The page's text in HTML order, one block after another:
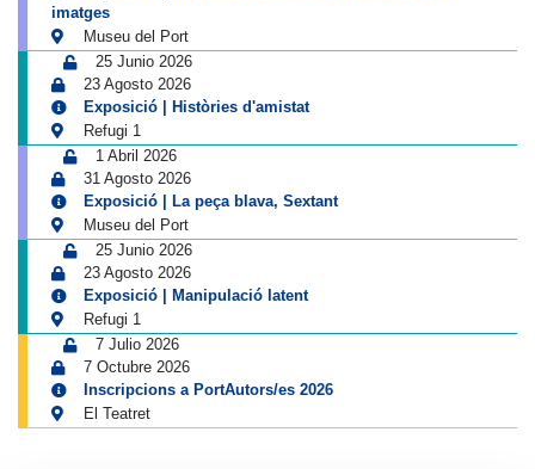
imatges
Museu del Port
25 Junio 2026
23 Agosto 2026
Exposició | Històries d'amistat
Refugi 1
1 Abril 2026
31 Agosto 2026
Exposició | La peça blava, Sextant
Museu del Port
25 Junio 2026
23 Agosto 2026
Exposició | Manipulació latent
Refugi 1
7 Julio 2026
7 Octubre 2026
Inscripcions a PortAutors/es 2026
El Teatret